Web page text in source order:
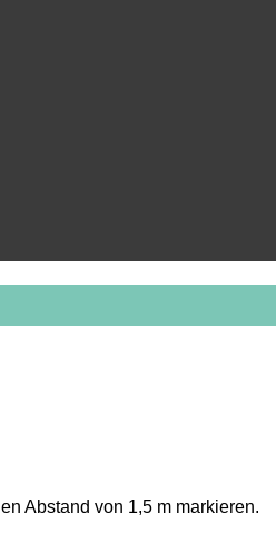
Abstand von 1,5 m markieren.